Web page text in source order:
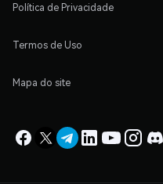
Política de Privacidade
Termos de Uso
Mapa do site